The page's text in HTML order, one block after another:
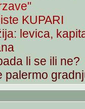
KUPARI
levica,
li se ili ne?
palermo